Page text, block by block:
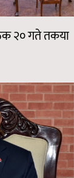
२० गते तकया